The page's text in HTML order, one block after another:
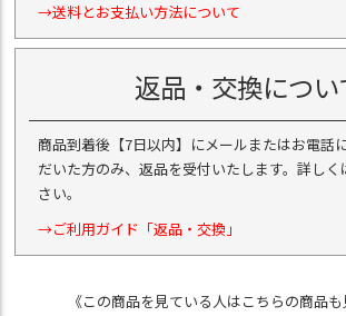
→送料とお支払い方法について
返品・交換につい
商品到着後【7日以内】にメールまたはお電話
だいた方のみ、返品を受付いたします。詳し
さい。
→ご利用ガイド「返品・交換」
《この商品を見ている人はこちらの商品も